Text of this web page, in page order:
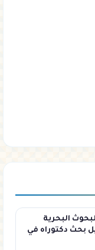
البحرية
بحث دكتوراه في
تيماء زيود في